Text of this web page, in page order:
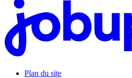
Plan du site